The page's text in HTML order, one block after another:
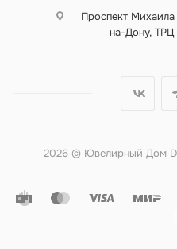
Проспект
на-Дону, ТРЦ
2026 © Ювелирный Дом